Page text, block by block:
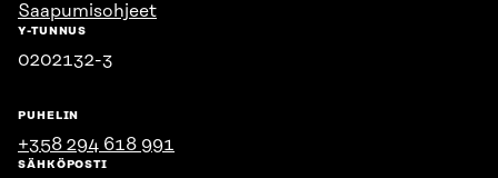
Saapumisohjeet
Y-TUNNUS
0202132-3
PUHELIN
+358 294 618 991
SÄHKÖPOSTI